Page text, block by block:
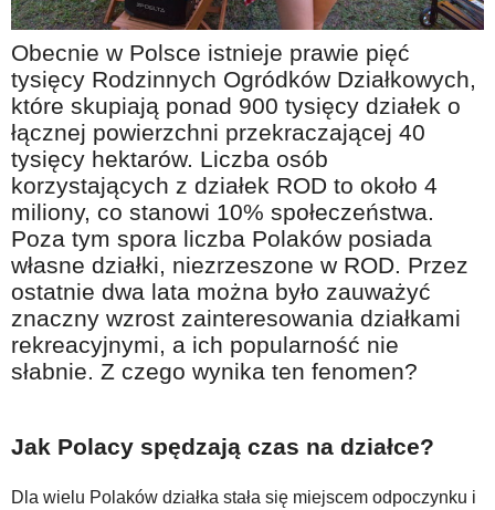
Na wesoło
Hobby i pasje
Żyj aktywnie
60plus - najcenniejsi klienci
Dobra opieka
Warto naśladować
Coś dla ducha
Smacznie i zdrowo
O finansach i społeczeństwie - edukacja nie tylko dla 60plus
Ciekawe książki
Z internetem za pan brat
Bezpiecznie i w zgodzie z prawem
Obecnie w Polsce istnieje prawie pięć
tysięcy Rodzinnych Ogródków Działkowych,
które skupiają ponad 900 tysięcy działek o
łącznej powierzchni przekraczającej 40
tysięcy hektarów. Liczba osób
korzystających z działek ROD to około 4
miliony, co stanowi 10% społeczeństwa.
Poza tym spora liczba Polaków posiada
własne działki, niezrzeszone w ROD. Przez
ostatnie dwa lata można było zauważyć
znaczny wzrost zainteresowania działkami
rekreacyjnymi, a ich popularność nie
słabnie. Z czego wynika ten fenomen?
Jak Polacy spędzają czas na działce?
Dla wielu Polaków działka stała się miejscem odpoczynku i